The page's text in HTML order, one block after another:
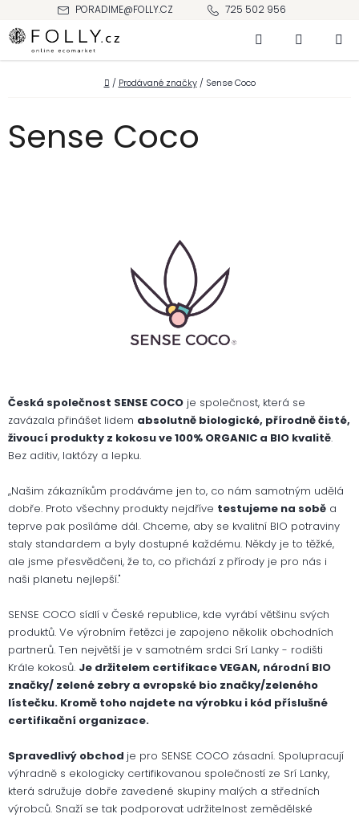
obsah
PORADIME@FOLLY.CZ 725 502 956
Hledat NÁKUPNÍ
KOŠÍK
Domů
/ Prodávané značky / Sense Coco
Sense Coco
Česká společnost SENSE COCO je společnost, která se
zavázala přinášet lidem absolutně biologické, přírodně čisté,
živoucí produkty z kokosu ve 100% ORGANIC a BIO kvalitě.
Bez aditiv, laktózy a lepku.
,,Našim zákazníkům prodáváme jen to, co nám samotným udělá
dobře. Proto všechny produkty nejdříve testujeme na sobě a
teprve pak posíláme dál. Chceme, aby se kvalitní BIO potraviny
staly standardem a byly dostupné každému. Někdy je to těžké,
ale jsme přesvědčeni, že to, co přichází z přírody je pro nás i
naši planetu nejlepší."
SENSE COCO sídlí v České republice, kde vyrábí většinu svých
produktů. Ve výrobním řetězci je zapojeno několik obchodních
partnerů. Ten největší je v samotném srdci Srí Lanky - rodišti
Krále kokosů. Je držitelem certifikace VEGAN, národní BIO
značky/ zelené zebry a evropské bio značky/zeleného
lístečku. Kromě toho najdete na výrobku i kód příslušné
certifikační organizace.
Spravedlivý obchod je pro SENSE COCO zásadní. Spolupracují
výhradně s ekologicky certifikovanou společností ze Srí Lanky,
která sdružuje dobře zavedené skupiny malých a středních
výrobců. Snaží se tak podporovat udržitelnost zemědělské